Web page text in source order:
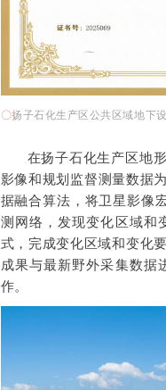
〇扬子石化生产区公共区域地下
在扬子石化生产区地
影像和规划监督测量数据
据融合算法，将卫星影像
测网络，发现变化区域和
式，完成变化区域和变化
成果与最新野外采集数据
作。